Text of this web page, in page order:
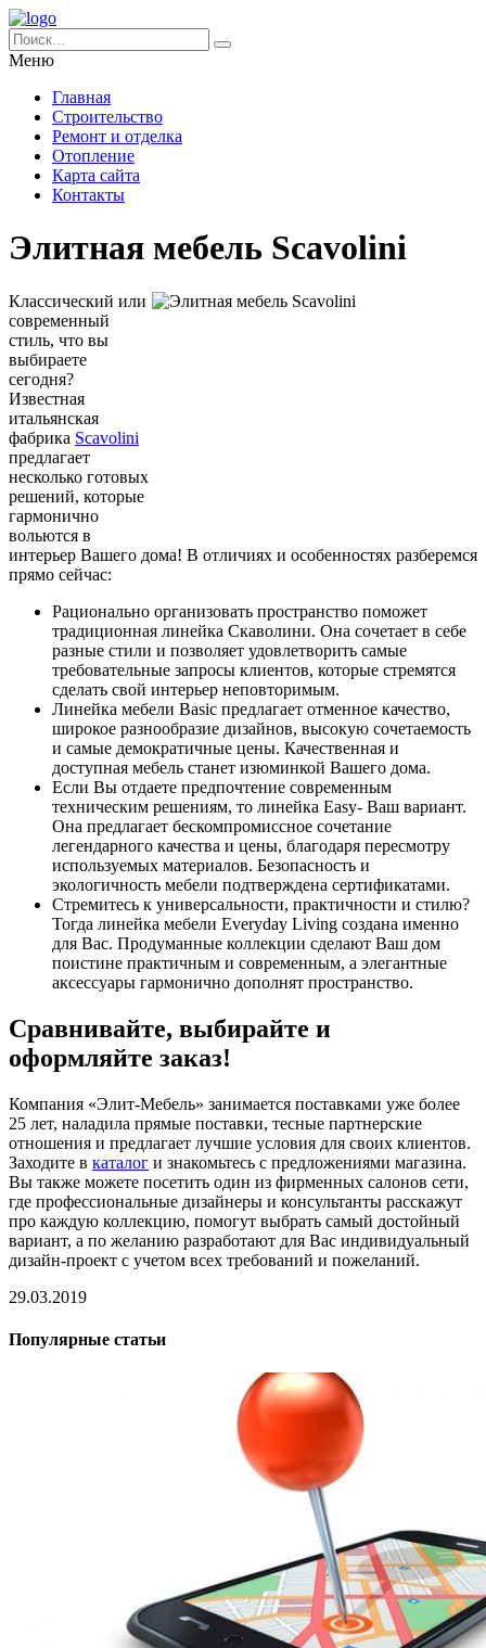
Меню
Главная
Строительство
Ремонт и отделка
Отопление
Карта сайта
Контакты
Элитная мебель Scavolini
Классический или
современный
стиль, что вы
выбираете
сегодня?
Известная
итальянская
фабрика Scavolini
предлагает
несколько готовых
решений, которые
гармонично
вольются в
интерьер Вашего дома! В отличиях и особенностях разберемся
прямо сейчас:
Рационально организовать пространство поможет
традиционная линейка Скаволини. Она сочетает в себе
разные стили и позволяет удовлетворить самые
требовательные запросы клиентов, которые стремятся
сделать свой интерьер неповторимым.
Линейка мебели Basic предлагает отменное качество,
широкое разнообразие дизайнов, высокую сочетаемость
и самые демократичные цены. Качественная и
доступная мебель станет изюминкой Вашего дома.
Если Вы отдаете предпочтение современным
техническим решениям, то линейка Easy- Ваш вариант.
Она предлагает бескомпромиссное сочетание
легендарного качества и цены, благодаря пересмотру
используемых материалов. Безопасность и
экологичность мебели подтверждена сертификатами.
Стремитесь к универсальности, практичности и стилю?
Тогда линейка мебели Everyday Living создана именно
для Вас. Продуманные коллекции сделают Ваш дом
поистине практичным и современным, а элегантные
аксессуары гармонично дополнят пространство.
Сравнивайте, выбирайте и
оформляйте заказ!
Компания «Элит-Мебель» занимается поставками уже более
25 лет, наладила прямые поставки, тесные партнерские
отношения и предлагает лучшие условия для своих клиентов.
Заходите в каталог и знакомьтесь с предложениями магазина.
Вы также можете посетить один из фирменных салонов сети,
где профессиональные дизайнеры и консультанты расскажут
про каждую коллекцию, помогут выбрать самый достойный
вариант, а по желанию разработают для Вас индивидуальный
дизайн-проект с учетом всех требований и пожеланий.
29.03.2019
Популярные статьи